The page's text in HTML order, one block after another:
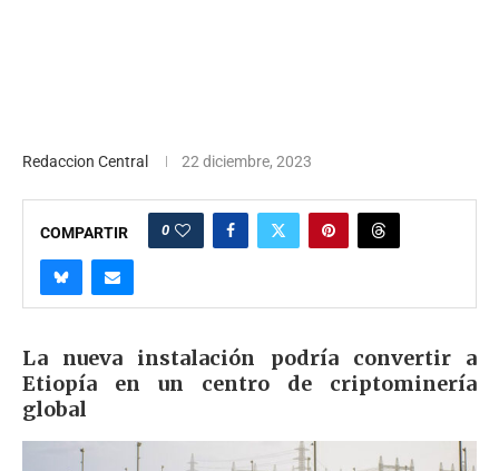
Redaccion Central 22 diciembre, 2023
COMPARTIR 0
La nueva instalación podría convertir a
Etiopía en un centro de criptominería
global